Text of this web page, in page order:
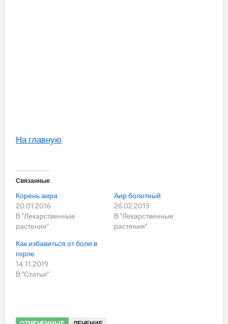
На главную
Связанные
Корень аира
20.01.2016
В "Лекарственные
растения"
Аир болотный
26.02.2013
В "Лекарственные
растения"
Как избавиться от боли в
горле
14.11.2019
В "Статьи"